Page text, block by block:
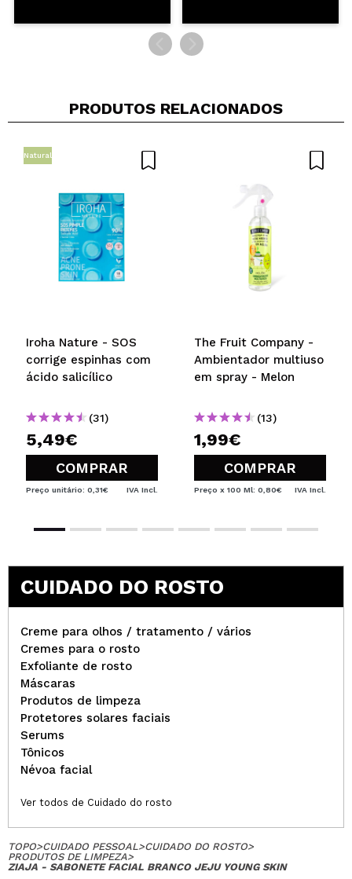
PRODUTOS RELACIONADOS
Natural
Iroha Nature - SOS
corrige espinhas com
ácido salicílico
(31)
5,49€
COMPRAR
Preço unitário: 0,31€ IVA Incl.
The Fruit Company -
Ambientador multiuso
em spray - Melon
(13)
1,99€
COMPRAR
Preço x 100 Ml: 0,80€ IVA Incl.
CUIDADO DO ROSTO
Creme para olhos / tratamento / vários
Cremes para o rosto
Exfoliante de rosto
Máscaras
Produtos de limpeza
Protetores solares faciais
Serums
Tônicos
Névoa facial
Ver todos de Cuidado do rosto
TOPO>CUIDADO PESSOAL>CUIDADO DO ROSTO>
PRODUTOS DE LIMPEZA>
ZIAJA - SABONETE FACIAL BRANCO JEJU YOUNG SKIN